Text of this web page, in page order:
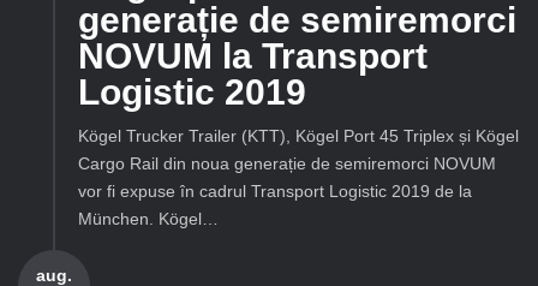
generație de semiremorci
NOVUM la Transport
Logistic 2019
Kögel Trucker Trailer (KTT), Kögel Port 45 Triplex și Kögel
Cargo Rail din noua generație de semiremorci NOVUM
vor fi expuse în cadrul Transport Logistic 2019 de la
München. Kögel…
aug.